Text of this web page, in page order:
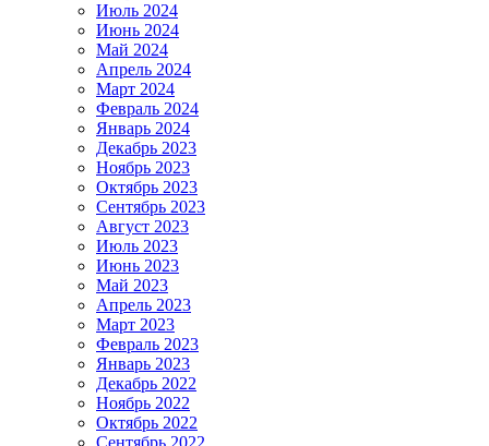
Июль 2024
Июнь 2024
Май 2024
Апрель 2024
Март 2024
Февраль 2024
Январь 2024
Декабрь 2023
Ноябрь 2023
Октябрь 2023
Сентябрь 2023
Август 2023
Июль 2023
Июнь 2023
Май 2023
Апрель 2023
Март 2023
Февраль 2023
Январь 2023
Декабрь 2022
Ноябрь 2022
Октябрь 2022
Сентябрь 2022